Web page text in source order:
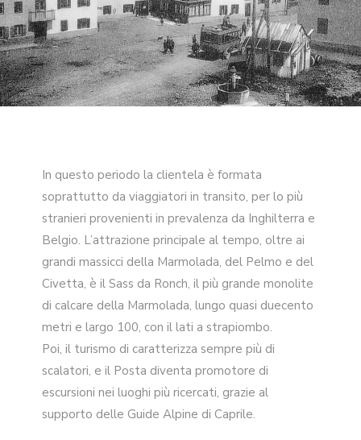
In questo periodo la clientela è formata
soprattutto da viaggiatori in transito, per lo più
stranieri provenienti in prevalenza da Inghilterra e
Belgio. L’attrazione principale al tempo, oltre ai
grandi massicci della Marmolada, del Pelmo e del
Civetta, è il Sass da Ronch, il più grande monolite
di calcare della Marmolada, lungo quasi duecento
metri e largo 100, con il lati a strapiombo.
Poi, il turismo di caratterizza sempre più di
scalatori, e il Posta diventa promotore di
escursioni nei luoghi più ricercati, grazie al
supporto delle Guide Alpine di Caprile.